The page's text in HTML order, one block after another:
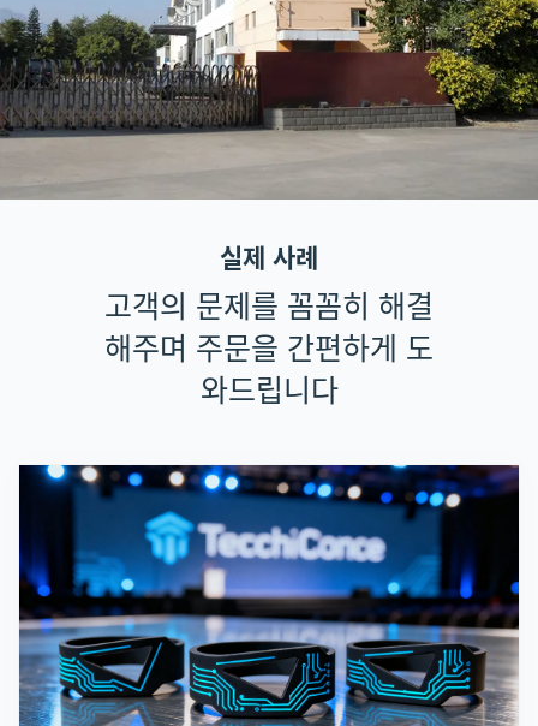
실제 사례
고객의 문제를 꼼꼼히 해결
해주며 주문을 간편하게 도
와드립니다